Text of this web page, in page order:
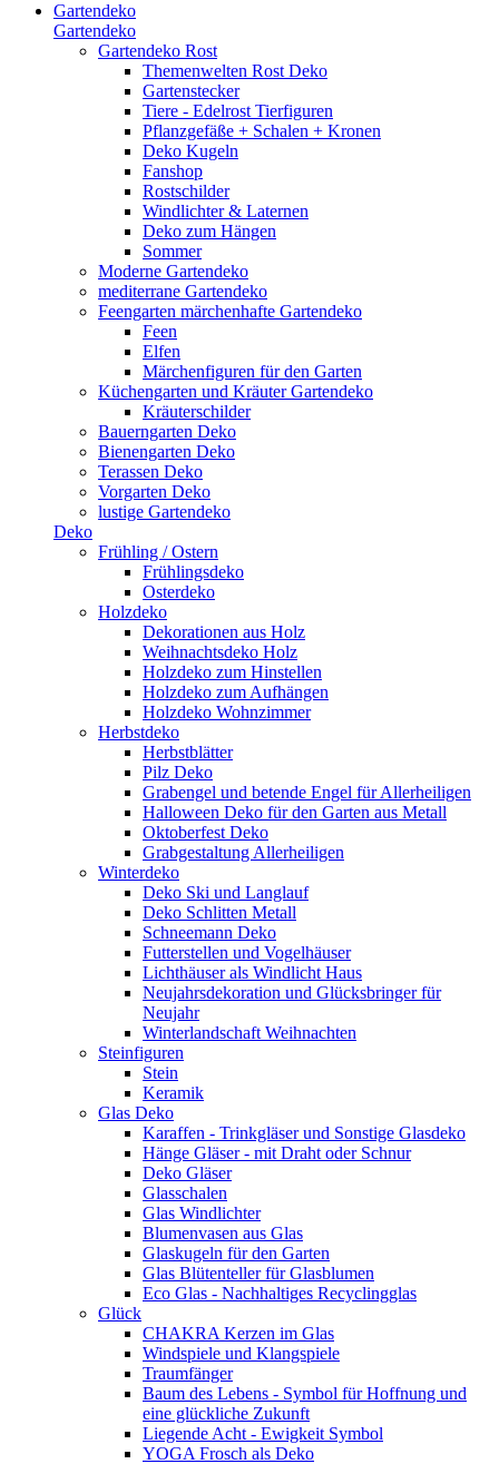
Gartendeko
Gartendeko
Gartendeko Rost
Themenwelten Rost Deko
Gartenstecker
Tiere - Edelrost Tierfiguren
Pflanzgefäße + Schalen + Kronen
Deko Kugeln
Fanshop
Rostschilder
Windlichter & Laternen
Deko zum Hängen
Sommer
Moderne Gartendeko
mediterrane Gartendeko
Feengarten märchenhafte Gartendeko
Feen
Elfen
Märchenfiguren für den Garten
Küchengarten und Kräuter Gartendeko
Kräuterschilder
Bauerngarten Deko
Bienengarten Deko
Terassen Deko
Vorgarten Deko
lustige Gartendeko
Deko
Frühling / Ostern
Frühlingsdeko
Osterdeko
Holzdeko
Dekorationen aus Holz
Weihnachtsdeko Holz
Holzdeko zum Hinstellen
Holzdeko zum Aufhängen
Holzdeko Wohnzimmer
Herbstdeko
Herbstblätter
Pilz Deko
Grabengel und betende Engel für Allerheiligen
Halloween Deko für den Garten aus Metall
Oktoberfest Deko
Grabgestaltung Allerheiligen
Winterdeko
Deko Ski und Langlauf
Deko Schlitten Metall
Schneemann Deko
Futterstellen und Vogelhäuser
Lichthäuser als Windlicht Haus
Neujahrsdekoration und Glücksbringer für
Neujahr
Winterlandschaft Weihnachten
Steinfiguren
Stein
Keramik
Glas Deko
Karaffen - Trinkgläser und Sonstige Glasdeko
Hänge Gläser - mit Draht oder Schnur
Deko Gläser
Glasschalen
Glas Windlichter
Blumenvasen aus Glas
Glaskugeln für den Garten
Glas Blütenteller für Glasblumen
Eco Glas - Nachhaltiges Recyclingglas
Glück
CHAKRA Kerzen im Glas
Windspiele und Klangspiele
Traumfänger
Baum des Lebens - Symbol für Hoffnung und
eine glückliche Zukunft
Liegende Acht - Ewigkeit Symbol
YOGA Frosch als Deko